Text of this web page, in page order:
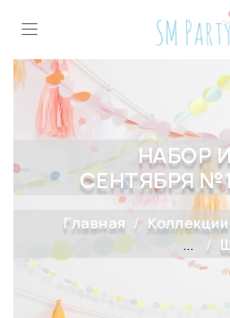
НАБОР
СЕНТЯБРЯ
Главная
...